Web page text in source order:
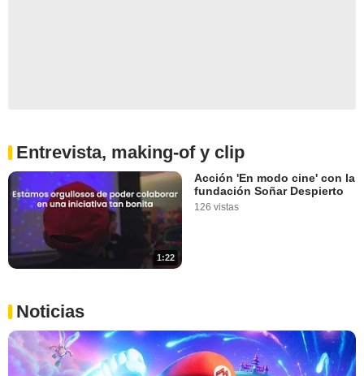
Entrevista, making-of y clip
1:22
Acción 'En modo cine' con la
fundación Soñar Despierto
126 vistas
Noticias